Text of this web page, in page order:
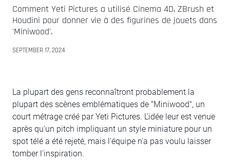
Comment Yeti Pictures a utilisé Cinema 4D, ZBrush et
Houdini pour donner vie à des figurines de jouets dans
'Miniwood'.
SEPTEMBER 17, 2024
La plupart des gens reconnaîtront probablement la
plupart des scènes emblématiques de "Miniwood", un
court métrage créé par Yeti Pictures. L'idée leur est venue
après qu'un pitch impliquant un style miniature pour un
spot télé a été rejeté, mais l'équipe n'a pas voulu laisser
tomber l'inspiration.